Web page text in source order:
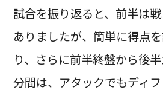
試合を振り返ると、前半は
ありましたが、簡単に得点
り、さらに前半終盤から後
分間は、アタックでもディ